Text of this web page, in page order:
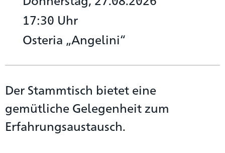
17:30 Uhr
Osteria „Angelini“
Der Stammtisch bietet eine
gemütliche Gelegenheit zum
Erfahrungsaustausch.